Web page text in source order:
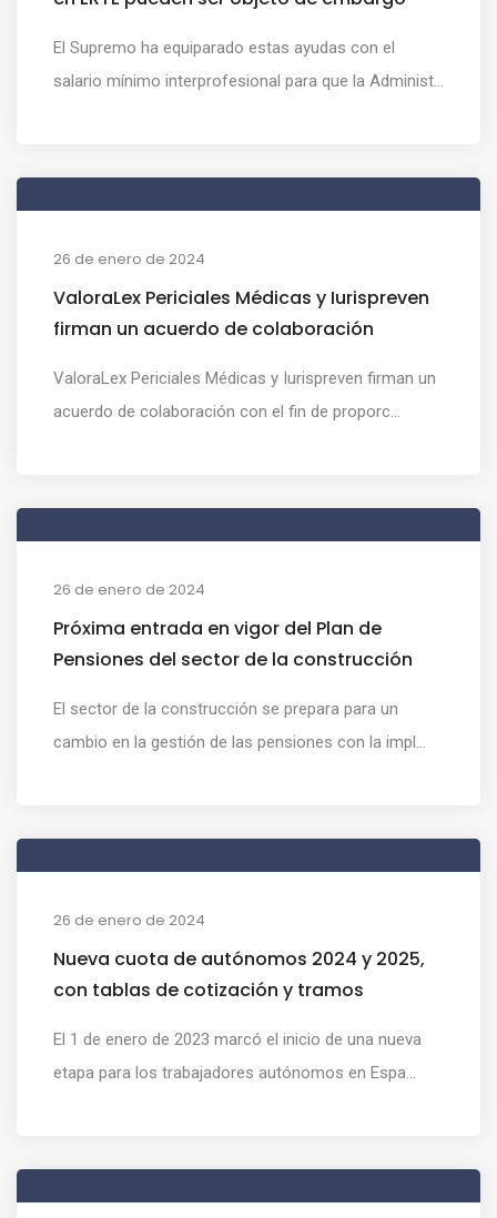
El Supremo ha equiparado estas ayudas con el
salario mínimo interprofesional para que la Administ...
26 de enero de 2024
ValoraLex Periciales Médicas y Iurispreven
firman un acuerdo de colaboración
ValoraLex Periciales Médicas y Iurispreven firman un
acuerdo de colaboración con el fin de proporc...
26 de enero de 2024
Próxima entrada en vigor del Plan de
Pensiones del sector de la construcción
El sector de la construcción se prepara para un
cambio en la gestión de las pensiones con la impl...
26 de enero de 2024
Nueva cuota de autónomos 2024 y 2025,
con tablas de cotización y tramos
El 1 de enero de 2023 marcó el inicio de una nueva
etapa para los trabajadores autónomos en Espa...